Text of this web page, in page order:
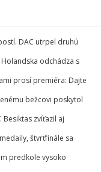
DAC utrpel druhú
odchádza s
prosí premiéra: Dajte
bežcovi poskytol
zvíťazil aj
štvrťfinále sa
predkole vysoko